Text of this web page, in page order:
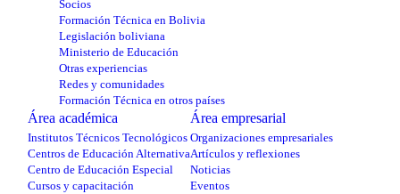
Socios
Formación Técnica en Bolivia
Legislación boliviana
Ministerio de Educación
Otras experiencias
Redes y comunidades
Formación Técnica en otros países
Área académica
Institutos Técnicos Tecnológicos
Centros de Educación Alternativa
Centro de Educación Especial
Cursos y capacitación
Área empresarial
Organizaciones empresariales
Artículos y reflexiones
Noticias
Eventos